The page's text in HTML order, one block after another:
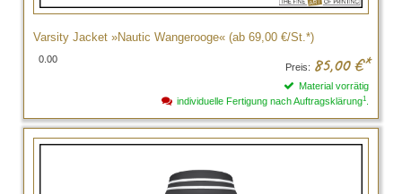
Varsity Jacket »Nautic Wangerooge« (ab 69,00 €/St.*)
0.00
Preis: 85,00 €*
Material vorrätig
individuelle Fertigung nach Auftragsklärung1